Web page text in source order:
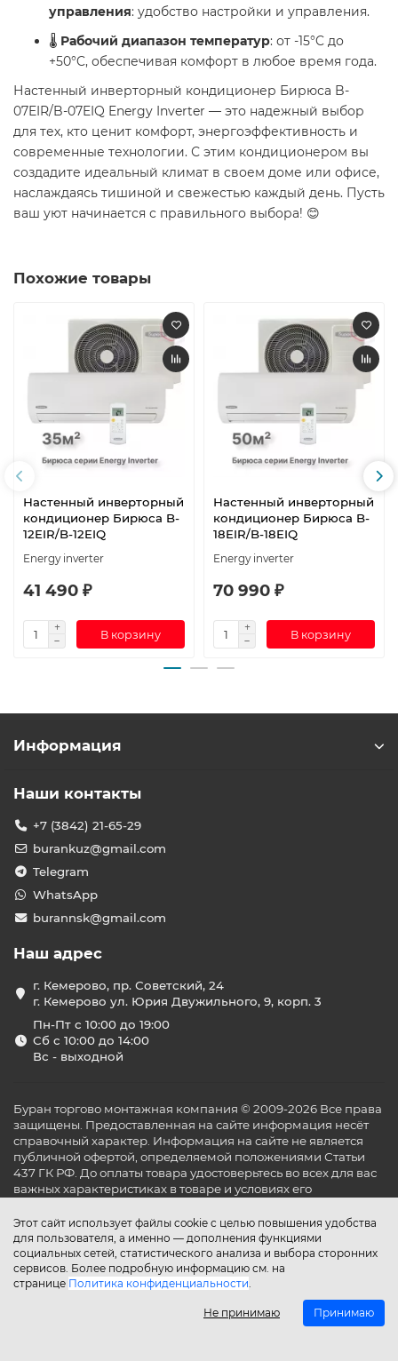
управления: удобство настройки и управления.
🌡️ Рабочий диапазон температур: от -15°C до
+50°C, обеспечивая комфорт в любое время года.
Настенный инверторный кондиционер Бирюса B-
07EIR/B-07EIQ Energy Inverter — это надежный выбор
для тех, кто ценит комфорт, энергоэффективность и
современные технологии. С этим кондиционером вы
создадите идеальный климат в своем доме или офисе,
наслаждаясь тишиной и свежестью каждый день. Пусть
ваш уют начинается с правильного выбора! 😊
Похожие товары
Настенный инверторный
кондиционер Бирюса B-
12EIR/B-12EIQ
Energy inverter
41 490 ₽
В корзину
Настенный инверторный
кондиционер Бирюса B-
18EIR/B-18EIQ
Energy inverter
70 990 ₽
В корзину
Этот сайт использует файлы cookie с целью повышения удобства
для пользователя, а именно — дополнения функциями
социальных сетей, статистического анализа и выбора сторонних
сервисов. Более подробную информацию см. на
странице Политика конфиденциальности.
Не принимаю Принимаю
Информация
Наши контакты
+7 (3842) 21-65-29
burankuz@gmail.com
Telegram
WhatsApp
burannsk@gmail.com
Наш адрес
г. Кемерово, пр. Советский, 24
г. Кемерово ул. Юрия Двужильного, 9, корп. 3
Пн-Пт с 10:00 до 19:00
Сб с 10:00 до 14:00
Вс - выходной
Буран торгово монтажная компания © 2009-2026 Все права
защищены. Предоставленная на сайте информация несёт
справочный характер. Информация на сайте не является
публичной офертой, определяемой положениями Статьи
437 ГК РФ. До оплаты товара удостоверьтесь во всех для вас
важных характеристиках в товаре и условиях его